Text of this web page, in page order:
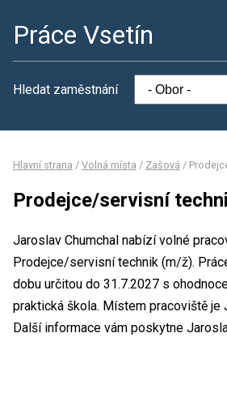
Práce Vsetín
Hledat zaměstnání
Hlavní strana / Volná místa / Zašová /
Prodejce/servisní
Jaroslav Chumchal nabízí volné
Prodejce/servisní technik (m/ž).
dobu určitou do 31.7.2027 s
praktická škola. Místem pracoviště je
Další informace vám poskytne